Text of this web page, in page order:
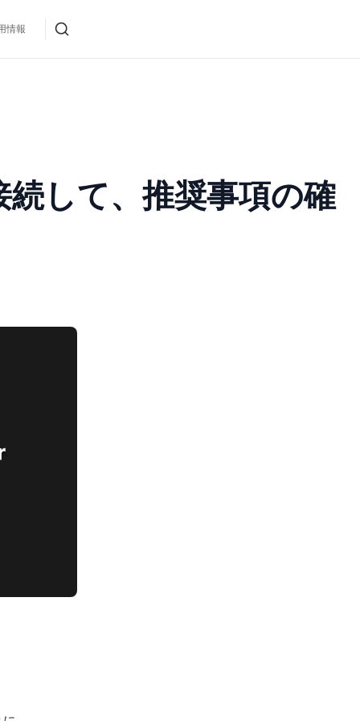
情報
して、推奨事項の確